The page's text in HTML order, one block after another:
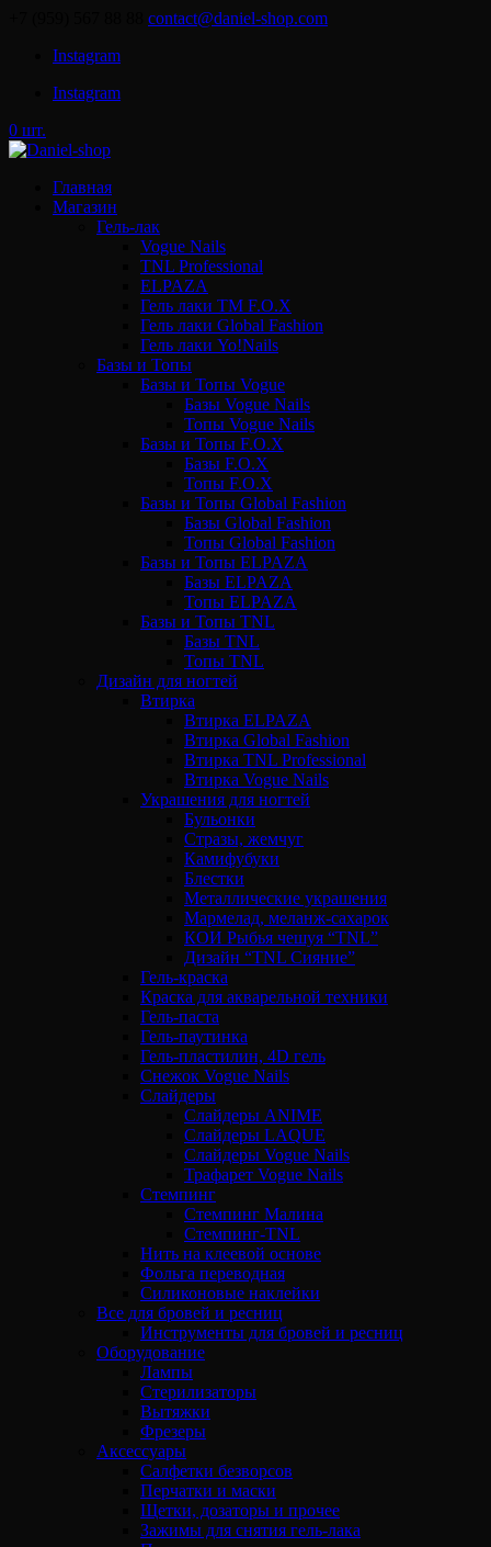
contact@daniel-shop.com
Instagram
Instagram
0 шт.
Главная
Магазин
Гель-лак
Vogue Nails
TNL Professional
ELPAZA
Гель лаки ТМ F.O.X
Гель лаки Global Fashion
Гель лаки Yo!Nails
Базы и Топы
Базы и Топы Vogue
Базы Vogue Nails
Топы Vogue Nails
Базы и Топы F.O.X
Базы F.O.X
Топы F.O.X
Базы и Топы Global Fashion
Базы Global Fashion
Топы Global Fashion
Базы и Топы ELPAZA
Базы ELPAZA
Топы ELPAZA
Базы и Топы TNL
Базы TNL
Топы TNL
Дизайн для ногтей
Втирка
Втирка ELPAZA
Втирка Global Fashion
Втирка TNL Professional
Втирка Vogue Nails
Украшения для ногтей
Бульонки
Стразы, жемчуг
Камифубуки
Блестки
Металлические украшения
Мармелад, меланж-сахарок
КОИ Рыбья чешуя “TNL”
Дизайн “TNL Сияние”
Гель-краска
Краска для акварельной техники
Гель-паста
Гель-паутинка
Гель-пластилин, 4D гель
Снежок Vogue Nails
Слайдеры
Слайдеры ANIME
Слайдеры LAQUE
Слайдеры Vogue Nails
Трафарет Vogue Nails
Стемпинг
Стемпинг Малина
Стемпинг-TNL
Нить на клеевой основе
Фольга переводная
Силиконовые наклейки
Все для бровей и ресниц
Инструменты для бровей и ресниц
Оборудование
Лампы
Стерилизаторы
Вытяжки
Фрезеры
Аксессуары
Салфетки безворсов
Перчатки и маски
Щетки, дозаторы и прочее
Зажимы для снятия гель-лака